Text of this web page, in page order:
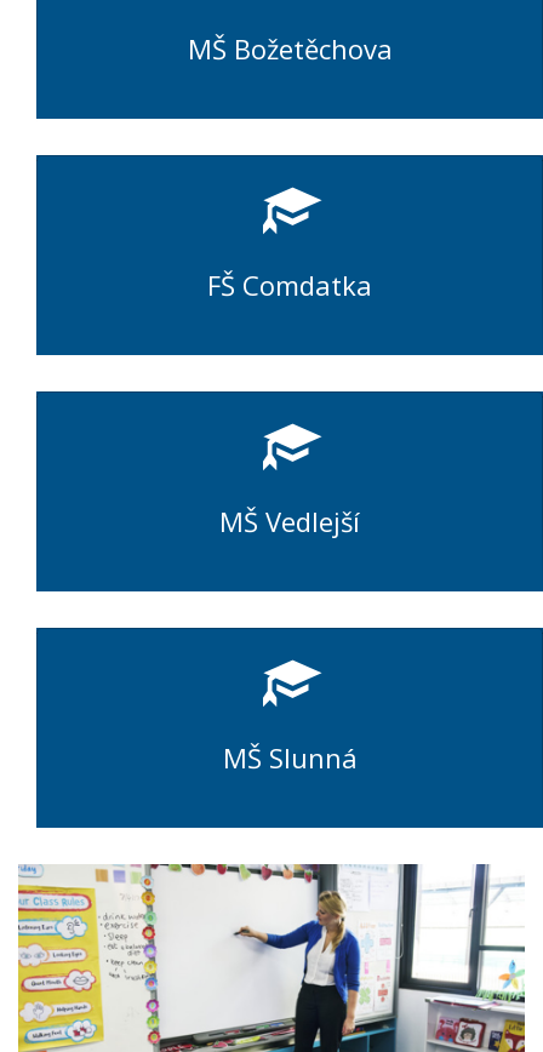
MŠ Božetěchova
FŠ Comdatka
MŠ Vedlejší
MŠ Slunná